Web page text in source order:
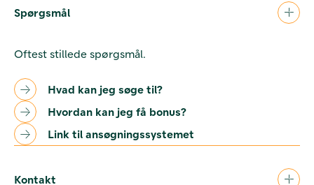
Spørgsmål
Oftest stillede spørgsmål.
Hvad kan jeg søge til?
Hvordan kan jeg få bonus?
Link til ansøgningssystemet
Kontakt